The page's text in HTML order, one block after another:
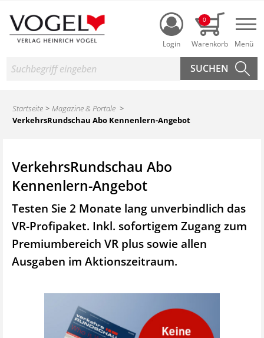
Login
0
Suche
Startseite
Magazine & Portale
VerkehrsRundschau Abo Kennenlern-Angebot
VerkehrsRundschau Abo
Kennenlern-Angebot
Testen Sie 2 Monate lang unverbindlich das
VR-Profipaket. Inkl. sofortigem Zugang zum
Premiumbereich VR plus sowie allen
Ausgaben im Aktionszeitraum.